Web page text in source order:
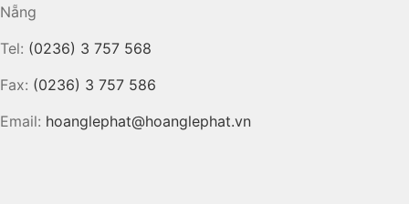
Nẵng
Tel: (0236) 3 757 568
Fax: (0236) 3 757 586
Email: hoanglephat@hoanglephat.vn